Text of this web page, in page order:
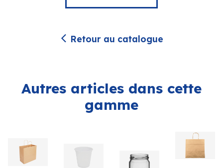
Retour au catalogue
Autres articles dans cette
gamme